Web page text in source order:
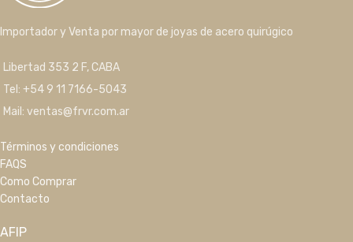
Importador y Venta por mayor de joyas de acero quirúgico
Libertad 353 2 F, CABA
Tel: +54 9 11 7166-5043
Mail: ventas@frvr.com.ar
Términos y condiciones
FAQS
Como Comprar
Contacto
AFIP